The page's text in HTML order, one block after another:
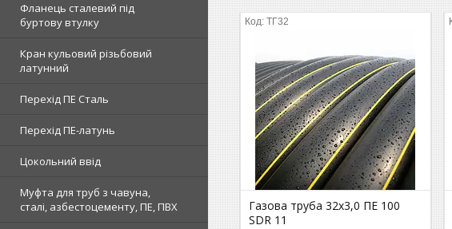
Фланець сталевий під
буртову втулку
Кран кульовий різьбовий
латунний
Перехід ПЕ Сталь
Перехід ПЕ-латунь
Цокольний ввід
Муфта для труб з чавуна,
сталі, азбестоцементу, ПЕ, ПВХ
ТГ32
Газова труба 32х3,0 ПЕ 100
SDR 11